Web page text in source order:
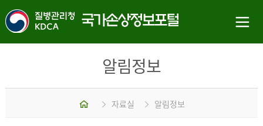
알림정보
홈 자료실 알림정보